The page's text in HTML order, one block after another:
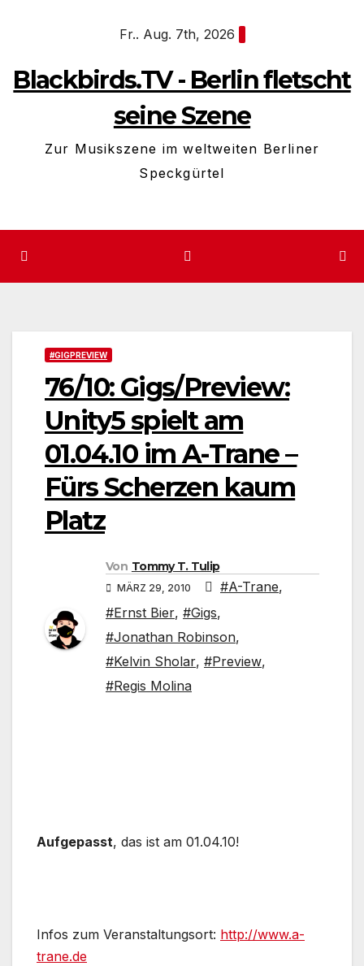
Fr.. Aug. 7th, 2026
Blackbirds.TV - Berlin fletscht
seine Szene
Zur Musikszene im weltweiten Berliner
Speckgürtel
#GIGPREVIEW
76/10: Gigs/Preview:
Unity5 spielt am
01.04.10 im A-Trane –
Fürs Scherzen kaum
Platz
Von Tommy T. Tulip
MÄRZ 29, 2010 #A-Trane,
#Ernst Bier, #Gigs,
#Jonathan Robinson,
#Kelvin Sholar, #Preview,
#Regis Molina
Aufgepasst, das ist am 01.04.10!
Infos zum Veranstaltungsort: http://www.a-
trane.de